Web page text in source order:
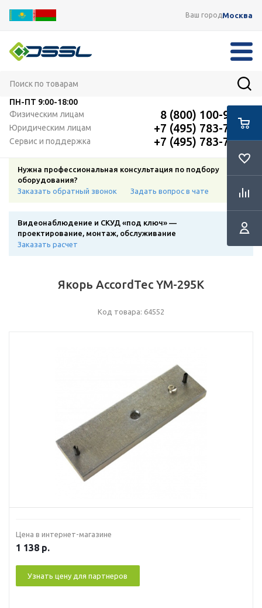
Ваш городМосква
ПН-ПТ 9:00-18:00
Физическим лицам
8 (800) 100-91-12
Юридическим лицам +7 (495) 783-72-87
Сервис и поддержка +7 (495) 783-72-87
Нужна профессиональная консультация по подбору
оборудования?
Заказать обратный звонок
Задать вопрос в чате
Видеонаблюдение и СКУД «под ключ» —
проектирование, монтаж, обслуживание
Заказать расчет
Якорь AccordTec YM-295K
Код товара: 64552
Цена в интернет-магазине
1 138 р.
Узнать цену для партнеров